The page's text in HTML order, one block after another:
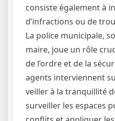
consiste également à
d’infractions ou de
La police municipale,
maire, joue un rôle
de l’ordre et de la
agents interviennent
veiller à la tranquillité
surveiller les espaces